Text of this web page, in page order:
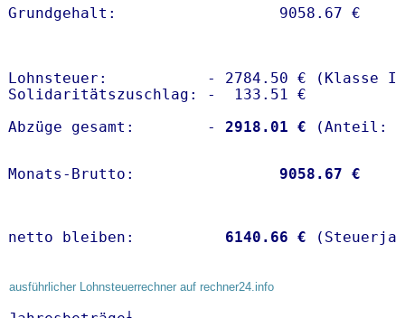
Lohnsteuer:           - 2784.50 € (Klasse I)
Solidaritätszuschlag: -  133.51 €
Abzüge gesamt:        -
2918.01 €
Monats-Brutto: 9058.67 €
netto bleiben: 6140.66 €
ausführlicher Lohnsteuerrechner auf rechner24.info
1